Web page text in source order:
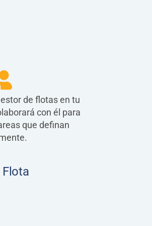
de flotas en tu
con él para
que definan
Flota